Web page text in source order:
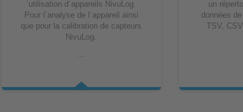
Accessoires de montage
Parafoudres
Accessoires logiciel
´utilisation d´appareils NivuLog.
Pour l´analyse de l´appareil ainsi
que pour la calibration de capteurs
NivuLog.
…
un
données
TSV,